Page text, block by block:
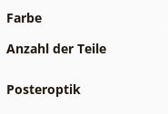
Farbe
Anzahl der Teile
Posteroptik